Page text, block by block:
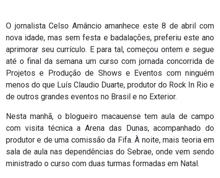
ASSEMBLEIA
DO
RN
E
VOCÊ
ASSEMBLEIA
O jornalista Celso Amâncio amanhece este 8 de abril com
nova idade, mas sem festa e badalações, preferiu este ano
aprimorar seu currículo. E para tal, começou ontem e segue
até o final da semana um curso com jornada concorrida de
Projetos e Produção de Shows e Eventos com ninguém
menos do que Luís Claudio Duarte, produtor do Rock In Rio e
de outros grandes eventos no Brasil e no Exterior.
Nesta manhã, o blogueiro macauense tem aula de campo
com visita técnica a Arena das Dunas, acompanhado do
produtor e de uma comissão da Fifa. À noite, mais teoria em
sala de aula nas dependências do Sebrae, onde vem sendo
ministrado o curso com duas turmas formadas em Natal.